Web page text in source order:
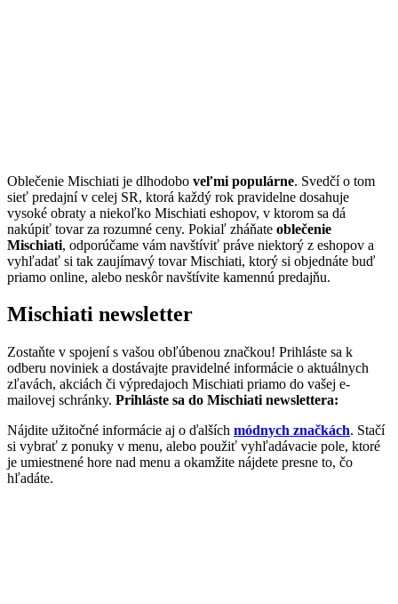
Oblečenie Mischiati je dlhodobo veľmi populárne. Svedčí o tom
sieť predajní v celej SR, ktorá každý rok pravidelne dosahuje
vysoké obraty a niekoľko Mischiati eshopov, v ktorom sa dá
nakúpiť tovar za rozumné ceny. Pokiaľ zháňate oblečenie
Mischiati, odporúčame vám navštíviť práve niektorý z eshopov a
vyhľadať si tak zaujímavý tovar Mischiati, ktorý si objednáte buď
priamo online, alebo neskôr navštívite kamennú predajňu.
Mischiati newsletter
Zostaňte v spojení s vašou obľúbenou značkou! Prihláste sa k
odberu noviniek a dostávajte pravidelné informácie o aktuálnych
zľavách, akciách či výpredajoch Mischiati priamo do vašej e-
mailovej schránky. Prihláste sa do Mischiati newslettera:
Nájdite užitočné informácie aj o ďalších módnych značkách. Stačí
si vybrať z ponuky v menu, alebo použiť vyhľadávacie pole, ktoré
je umiestnené hore nad menu a okamžite nájdete presne to, čo
hľadáte.